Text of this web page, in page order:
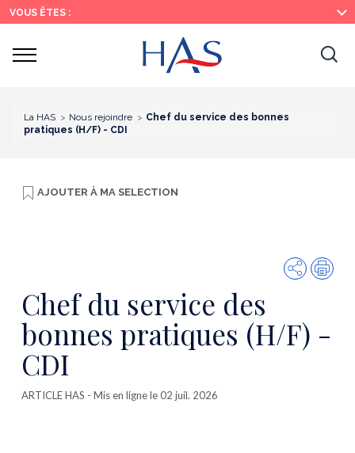
Recherche
Menu
principal
Contenu
principal
VOUS ÊTES :
Ouvrir
La HAS Nous rejoindre
Chef du service des bonnes
pratiques (H/F) - CDI
AJOUTER À MA SELECTION
Partager
Chef du service des
bonnes pratiques (H/F) -
CDI
ARTICLE HAS - Mis en ligne le 02 juil. 2026